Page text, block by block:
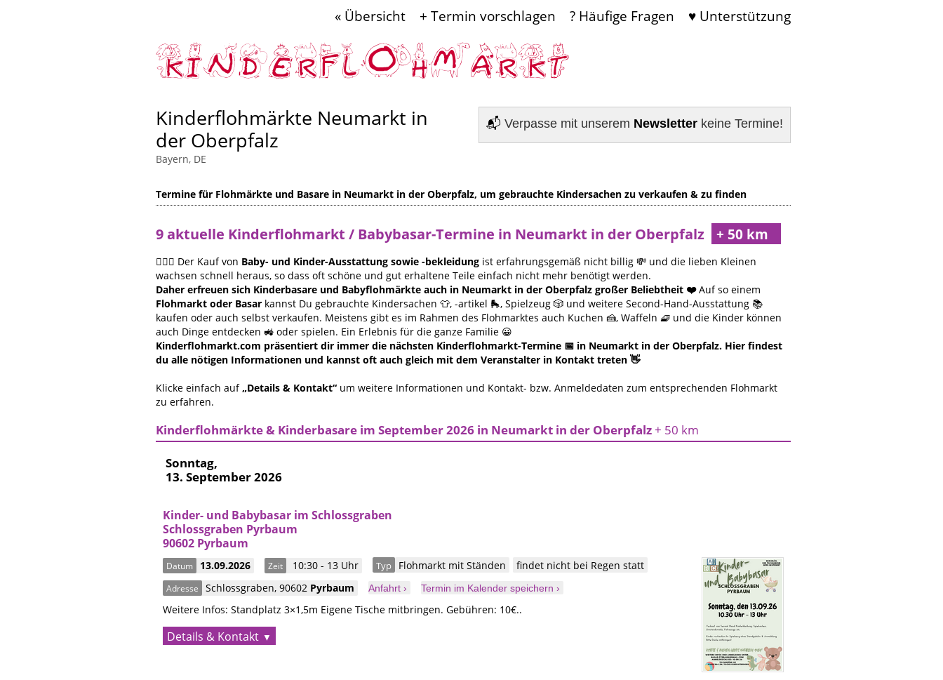
« Übersicht + Termin vorschlagen ? Häufige Fragen ♥ Unterstützung
📬 Verpasse mit unserem Newsletter keine Termine!
Kinderflohmärkte Neumarkt in
der Oberpfalz
Bayern, DE
Termine für Flohmärkte und Basare in Neumarkt in der Oberpfalz, um gebrauchte Kindersachen zu verkaufen & zu finden
9 aktuelle Kinderflohmarkt / Babybasar-Termine in Neumarkt in der Oberpfalz
🙋🏻‍♀️ Der Kauf von Baby- und Kinder-Ausstattung sowie -bekleidung ist erfahrungsgemäß nicht billig 💸 und die lieben Kleinen
wachsen schnell heraus, so dass oft schöne und gut erhaltene Teile einfach nicht mehr benötigt werden.
Daher erfreuen sich Kinderbasare und Babyflohmärkte auch in Neumarkt in der Oberpfalz großer Beliebtheit ❤️Auf so einem
Flohmarkt oder Basar kannst Du gebrauchte Kindersachen 👕, -artikel 🛼, Spielzeug 🎲 und weitere Second-Hand-Ausstattung 📚
kaufen oder auch selbst verkaufen. Meistens gibt es im Rahmen des Flohmarktes auch Kuchen 🍰, Waffeln 🧇 und die Kinder können
auch Dinge entdecken 🚜 oder spielen. Ein Erlebnis für die ganze Familie 😀
Kinderflohmarkt.com präsentiert dir immer die nächsten Kinderflohmarkt-Termine 📅 in Neumarkt in der Oberpfalz. Hier findest
du alle nötigen Informationen und kannst oft auch gleich mit dem Veranstalter in Kontakt treten 👋
Klicke einfach auf„Details & Kontakt“ um weitere Informationen und Kontakt- bzw. Anmeldedaten zum entsprechenden Flohmarkt
zu erfahren.
Kinderflohmärkte & Kinderbasare im September 2026 in Neumarkt in der Oberpfalz+ 50 km
Sonntag,
13. September 2026
Kinder- und Babybasar im Schlossgraben
Schlossgraben Pyrbaum
90602 Pyrbaum
Datum 13.09.2026 Zeit 10:30 - 13 Uhr Typ Flohmarkt mit Ständen findet nicht bei Regen statt
Adresse Schlossgraben, 90602 Pyrbaum Anfahrt › Termin im Kalender speichern ›
Weitere Infos: Standplatz 3×1,5m Eigene Tische mitbringen. Gebühren: 10€..
Details & Kontakt